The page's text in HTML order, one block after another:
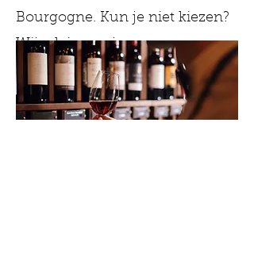
Bourgogne. Kun je niet kiezen?
Wij adviseren je graag.